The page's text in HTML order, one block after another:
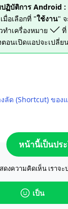
ฏิบัติการ Android :
มื่อเลือกที่ "ใช้งาน"
ำเครื่องหมาย
ที่
อนเปิดแอปจะเปลี่
ด (Shortcut) ของ
หน้านี้เป็นปร
ดงความคิดเห็น เราจ
เป็น